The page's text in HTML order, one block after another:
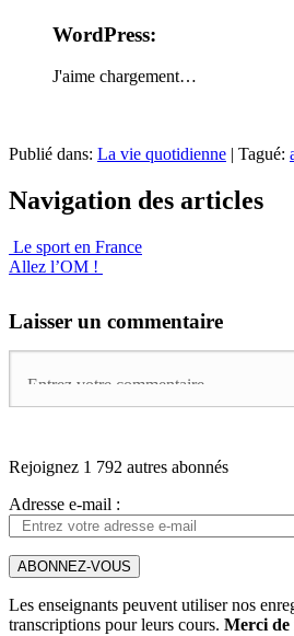
WordPress:
J'aime chargement…
Publié dans: La vie quotidienne Tagué:
Navigation des articles
Le sport en France
Allez l’OM !
Laisser un commentaire
Rejoignez 1 792 autres abonnés
Adresse e-mail :
ABONNEZ-VOUS
Les enseignants peuvent utiliser nos
transcriptions pour leurs cours. Merci de